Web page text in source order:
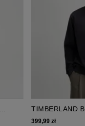
TIMBERLAND
BADGE
399,99 zł